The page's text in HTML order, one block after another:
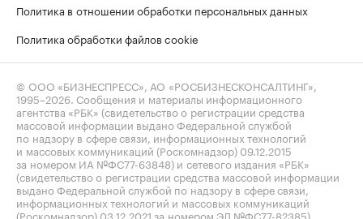
Политика в отношении обработки персональных данных
Политика обработки файлов cookie
© ООО «БИЗНЕСПРЕСС», АО «РОСБИЗНЕСКОНСАЛТИНГ»,
1995–2026 . Сообщения и материалы информационного
агентства «РБК» (свидетельство о регистрации средства
массовой информации выдано Федеральной службой
по надзору в сфере связи, информационных технологий
и массовых коммуникаций (Роскомнадзор) 09.12.2015
за номером ИА №ФС77-63848) и сетевого издания «РБК»
(свидетельство о регистрации средства массовой информации
выдано Федеральной службой по надзору в сфере связи,
информационных технологий и массовых коммуникаций
(Роскомнадзор) 03.12.2021 за номером ЭЛ №ФС77-82385)